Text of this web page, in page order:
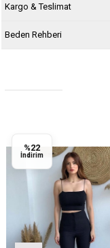
Kargo & Teslimat
Beden Rehberi
%22
İndirim